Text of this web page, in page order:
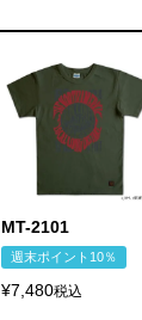
MT-2101
週末ポイント10％
¥7,480税込